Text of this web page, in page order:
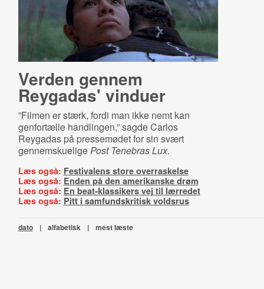
Verden gennem
Reygadas' vinduer
”Filmen er stærk, fordi man ikke nemt kan
genfortælle handlingen,” sagde Carlos
Reygadas på pressemødet for sin svært
gennemskueligePost Tenebras Lux.
Læs også: Festivalens store overraskelse
Læs også: Enden på den amerikanske drøm
Læs også: En beat-klassikers vej til lærredet
Læs også: Pitt i samfundskritisk voldsrus
dato | alfabetisk | mest læste